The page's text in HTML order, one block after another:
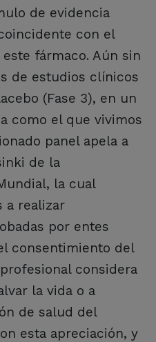
de evidencia
con el
fármaco. Aún sin
de estudios clínicos
(Fase 3), en un
como el que vivimos
panel apela a
de la
la cual
a realizar
por entes
consentimiento del
considera
la vida o a
de salud del
esta apreciación, y